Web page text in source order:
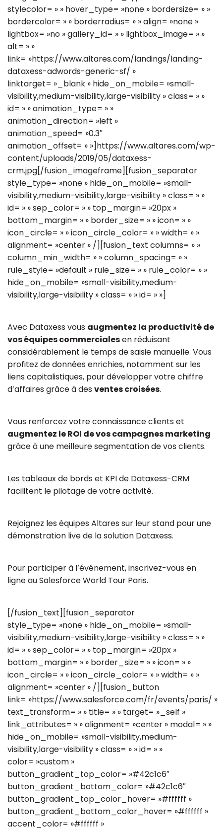
stylecolor= » » hover_type= »none » bordersize= » »
bordercolor= » » borderradius= » » align= »none »
lightbox= »no » gallery_id= » » lightbox_image= » »
alt= » »
link= »https://www.altares.com/landings/landing-
dataxess-adwords-generic-sf/ »
linktarget= »_blank » hide_on_mobile= »small-
visibility,medium-visibility,large-visibility » class= » »
id= » » animation_type= » »
animation_direction= »left »
animation_speed= »0.3″
animation_offset= » »]https://www.altares.com/wp-
content/uploads/2019/05/dataxess-
crm.jpg[/fusion_imageframe][fusion_separator
style_type= »none » hide_on_mobile= »small-
visibility,medium-visibility,large-visibility » class= » »
id= » » sep_color= » » top_margin= »20px »
bottom_margin= » » border_size= » » icon= » »
icon_circle= » » icon_circle_color= » » width= » »
alignment= »center » /][fusion_text columns= » »
column_min_width= » » column_spacing= » »
rule_style= »default » rule_size= » » rule_color= » »
hide_on_mobile= »small-visibility,medium-
visibility,large-visibility » class= » » id= » »]
Avec Dataxess vous augmentez la productivité de
vos équipes commercialesen réduisant
considérablement le temps de saisie manuelle. Vous
profitez de données enrichies, notamment sur les
liens capitalistiques, pour développer votre chiffre
d’affaires grâce à des ventes croisées.
Vous renforcez votre connaissance clients et
augmentez le ROI de vos campagnes marketing
grâce à une meilleure segmentation de vos clients.
Les tableaux de bords et KPI de Dataxess-CRM
facilitent le pilotage de votre activité.
Rejoignez les équipes Altares sur leur stand pour une
démonstration live de la solution Dataxess.
Pour participer à l’événement, inscrivez-vous en
ligne au Salesforce World Tour Paris.
[/fusion_text][fusion_separator
style_type= »none » hide_on_mobile= »small-
visibility,medium-visibility,large-visibility » class= » »
id= » » sep_color= » » top_margin= »20px »
bottom_margin= » » border_size= » » icon= » »
icon_circle= » » icon_circle_color= » » width= » »
alignment= »center » /][fusion_button
link= »https://www.salesforce.com/fr/events/paris/ »
text_transform= » » title= » » target= »_self »
link_attributes= » » alignment= »center » modal= » »
hide_on_mobile= »small-visibility,medium-
visibility,large-visibility » class= » » id= » »
color= »custom »
button_gradient_top_color= »#42c1c6″
button_gradient_bottom_color= »#42c1c6″
button_gradient_top_color_hover= »#ffffff »
button_gradient_bottom_color_hover= »#ffffff »
accent_color= »#ffffff »